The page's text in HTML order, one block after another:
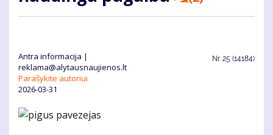
Antra informacija |
reklama@alytausnaujienos.lt
Parašykite autoriui
2026-03-31
Nr. 25 (14184)